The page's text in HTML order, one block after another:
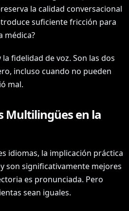
la calidad conversacional
suficiente fricción para
médica?
fidelidad de voz. Son las dos
incluso cuando no pueden
mal.
Multilingües en la
idiomas, la implicación práctica
son significativamente mejores
es pronunciada. Pero
sean iguales.